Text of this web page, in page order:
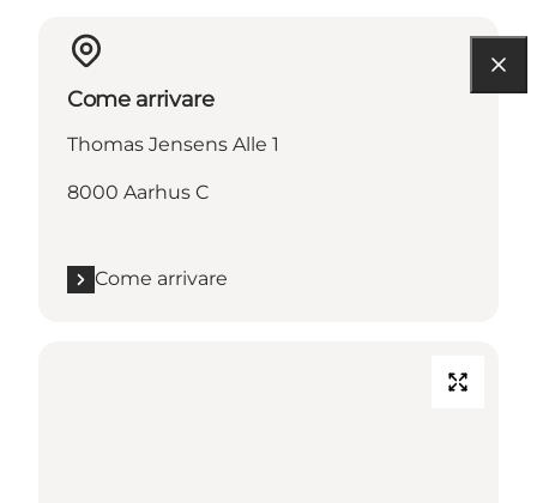
Come arrivare
Thomas Jensens Alle 1
8000 Aarhus C
Come arrivare